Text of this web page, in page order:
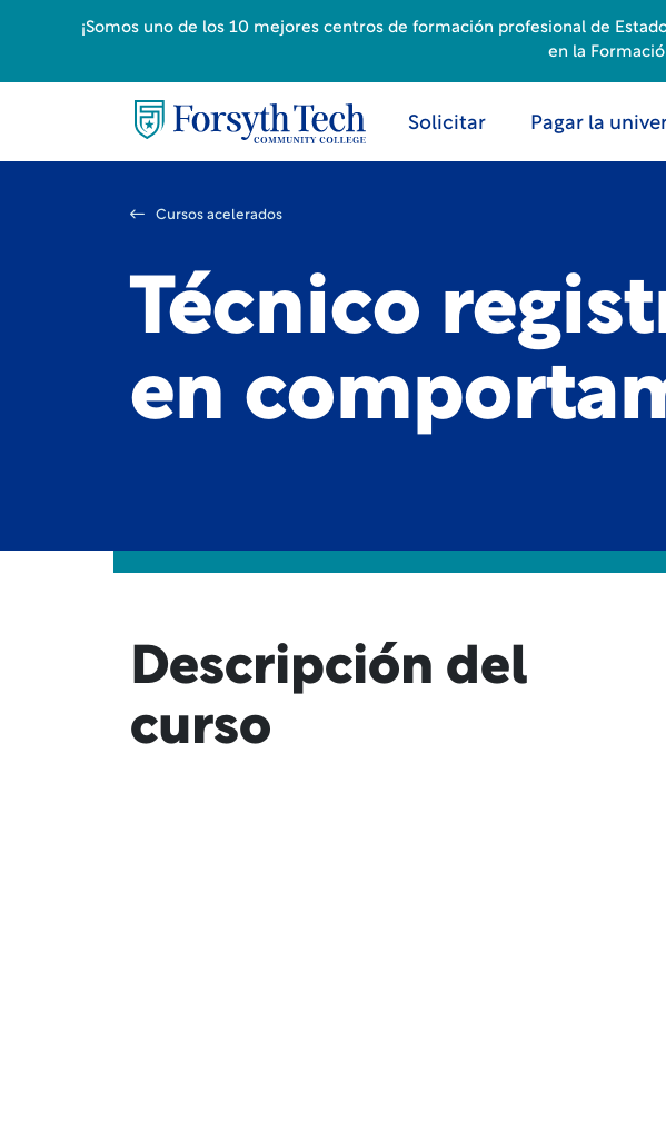
Solicitar Pagar la
Cursos acelerados
Técnico
en
Descripción del
curso
¡Somos uno de los 10 mejores centros de formación profesional de
en la